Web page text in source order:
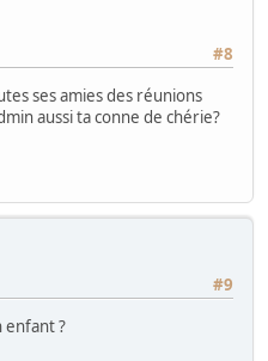
#8
ses amies des réunions
aussi ta conne de chérie?
#9
enfant ?